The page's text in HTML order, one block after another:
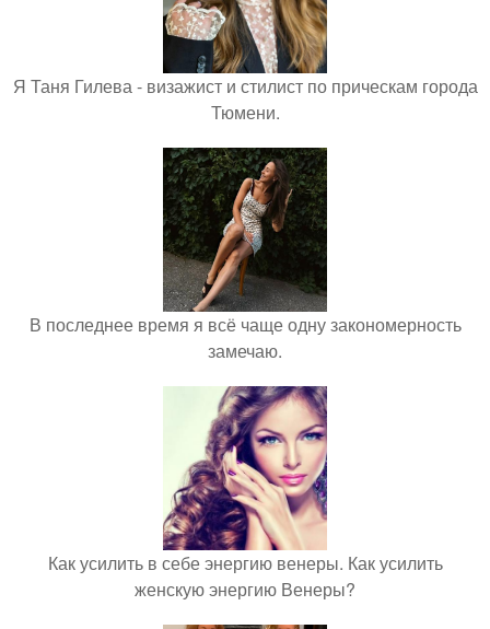
Я Таня Гилева - визажист и стилист по прическам города
Тюмени.
В последнее время я всё чаще одну закономерность
замечаю.
Как усилить в себе энергию венеры. Как усилить
женскую энергию Венеры?